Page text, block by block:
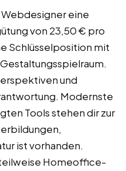
Webdesigner eine
von 23,50 € pro
Schlüsselposition mit
und
Modernste
Tools stehen dir zur
ist vorhanden.
Homeoffice-